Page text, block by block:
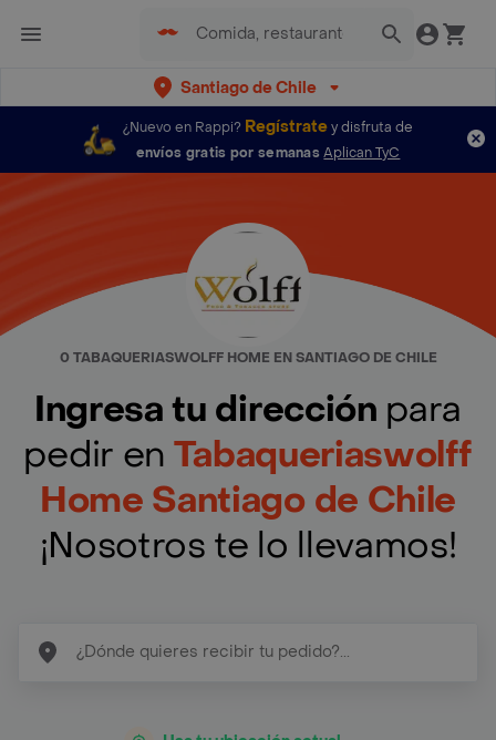
Santiago de Chile
¿Nuevo en Rappi? Regístratey disfruta de
envíos gratis por semanas Aplican TyC
0 TABAQUERIASWOLFF HOME EN SANTIAGO DE CHILE
Ingresa tu dirección para
pedir en Tabaqueriaswolff
Home Santiago de Chile
¡Nosotros te lo llevamos!